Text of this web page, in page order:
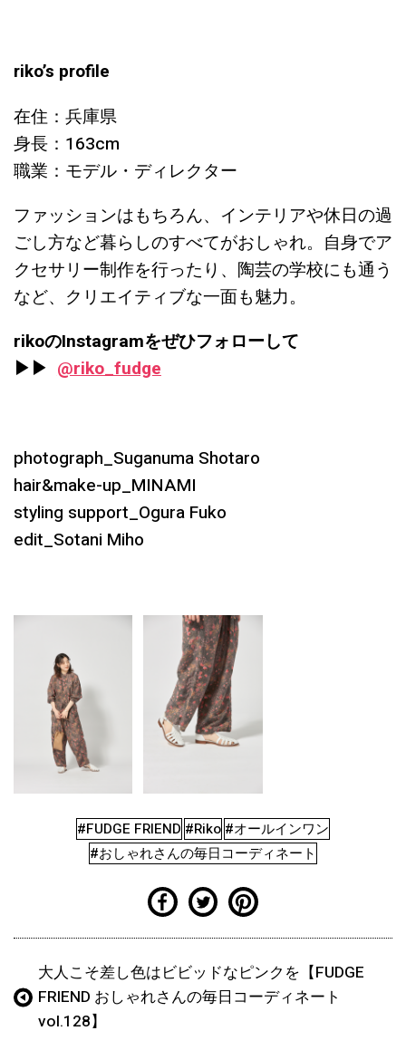
riko’s profile
在住：兵庫県
身長：163cm
職業：モデル・ディレクター
ファッションはもちろん、インテリアや休日の過
ごし方など暮らしのすべてがおしゃれ。自身でア
クセサリー制作を行ったり、陶芸の学校にも通う
など、クリエイティブな一面も魅力。
rikoのInstagramをぜひフォローして
▶︎▶︎ @riko_fudge
photograph_Suganuma Shotaro
hair&make-up_MINAMI
styling support_Ogura Fuko
edit_Sotani Miho
#FUDGE FRIEND #Riko #オールインワン
#おしゃれさんの毎日コーディネート
大人こそ差し色はビビッドなピンクを【FUDGE
FRIEND おしゃれさんの毎日コーディネート
vol.128】